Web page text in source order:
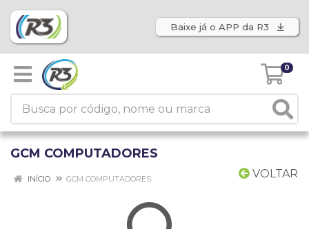
Baixe já o APP da R3
0
GCM COMPUTADORES
VOLTAR
INÍCIO GCM COMPUTADORES